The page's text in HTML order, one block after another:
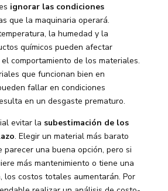
ignorar las condiciones
que la maquinaria operará.
la humedad y la
químicos pueden afectar
comportamiento de los materiales.
que funcionan bien en
fallar en condiciones
en un desgaste prematuro.
evitar la subestimación de los
. Elegir un material más barato
parecer una buena opción, pero si
más mantenimiento o tiene una
los costos totales aumentarán. Por